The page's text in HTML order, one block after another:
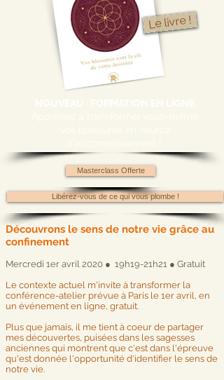
Le livre !
Masterclass Offerte
Libérez-vous de ce qui vous plombe !
Découvrons le sens de notre vie grâce au
confinement
Mercredi 1er avril 2020 ● 19h19-21h21 ● Gratuit
Le contexte actuel m'invite à transformer la
conférence-atelier prévue à Paris le 1er avril, en
un événement en ligne, gratuit.
Plus que jamais, il me tient à coeur de partager
mes découvertes, puisées dans les sagesses
anciennes qui montrent que c'est dans l'épreuve
qu'est donnée l'opportunité d'identifier le sens de
notre vie.